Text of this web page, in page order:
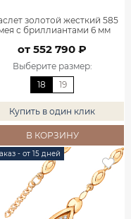
золотой жесткий 585
с бриллиантами 6 мм
от 552 790 ₽
Выберите размер:
18
19
Купить в один клик
В КОРЗИНУ
- от 15 дней